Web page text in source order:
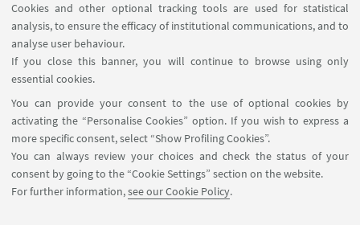
Cookies and other optional tracking tools are used for statistical
analysis, to ensure the efficacy of institutional communications, and to
analyse user behaviour.
If you close this banner, you will continue to browse using only
essential cookies.
You can provide your consent to the use of optional cookies by
activating the “Personalise Cookies” option. If you wish to express a
more specific consent, select “Show Profiling Cookies”.
You can always review your choices and check the status of your
consent by going to the “Cookie Settings” section on the website.
For further information,see our Cookie Policy.
FOLLOW THE DEPARTMENT ON:
FOLLOW UNIBO ON:
APP: